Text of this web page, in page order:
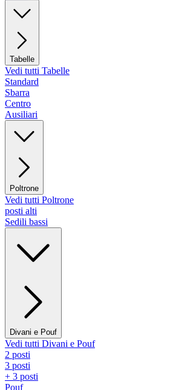
Tabelle
Vedi tutti Tabelle
Standard
Sbarra
Centro
Ausiliari
Poltrone
Vedi tutti Poltrone
posti alti
Sedili bassi
Divani e Pouf
Vedi tutti Divani e Pouf
2 posti
3 posti
+ 3 posti
Pouf